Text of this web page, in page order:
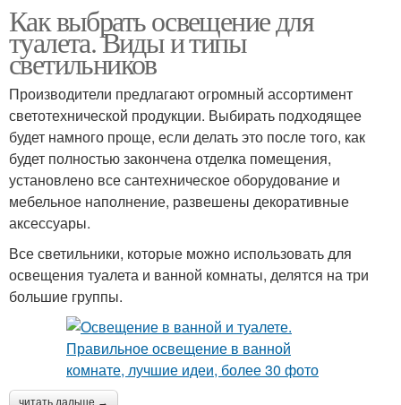
Как выбрать освещение для
туалета. Виды и типы
светильников
Производители предлагают огромный ассортимент
светотехнической продукции. Выбирать подходящее
будет намного проще, если делать это после того, как
будет полностью закончена отделка помещения,
установлено все сантехническое оборудование и
мебельное наполнение, развешены декоративные
аксессуары.
Все светильники, которые можно использовать для
освещения туалета и ванной комнаты, делятся на три
большие группы.
читать дальше →